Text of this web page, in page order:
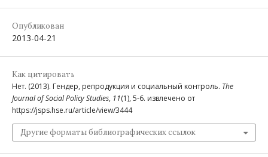
Опубликован
2013-04-21
Как цитировать
Нет. (2013). Гендер, репродукция и социальный контроль. The
Journal of Social Policy Studies, 11(1), 5-6. извлечено от
https://jsps.hse.ru/article/view/3444
Другие форматы библиографических ссылок